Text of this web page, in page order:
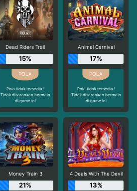
Dead Riders Trail
15%
Pola tidak tersedia !
Tidak disarankan bermain
di game ini
Animal Carnival
17%
Pola tidak tersedia !
Tidak disarankan bermain
di game ini
Money Train 3
21%
4 Deals With The Devil
13%